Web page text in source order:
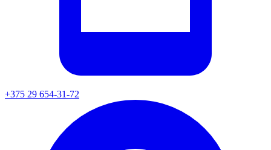
+375 29 654-31-72